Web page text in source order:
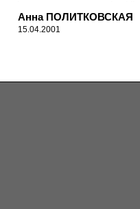
Анна ПОЛИТКОВСКАЯ
15.04.2001